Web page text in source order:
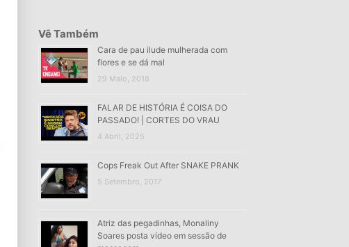
Vê Também
Cara de pau ilude mulherada com
flores e se dá mal
29 Maio, 2018
FALAR DE HISTÓRIA É COISA DO
PASSADO! | CORTES DO VRAU
4 Abril, 2025
Cops Freak Out After SNAKE PRANK
5 Setembro, 2017
Atriz das pegadinhas, Monaliny
Soares posta vídeo em sessão de